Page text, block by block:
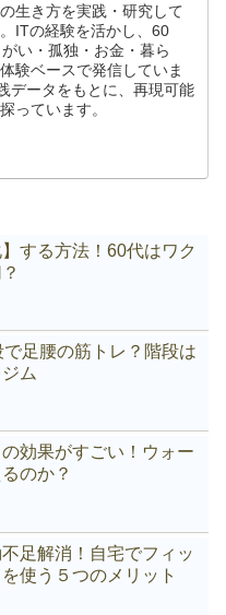
生き方を実践・研究して
ITの経験を活かし、60
い・孤独・お金・暮ら
験ベースで発信していま
データをもとに、再現可能
っています。
】する方法！60代はワク
足腰の筋トレ？階段は
ム
効果がすごい！ウォー
のか？
足解消！自宅でフィッ
使う５つのメリット